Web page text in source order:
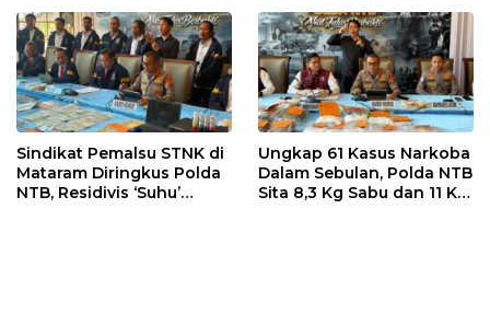
Sindikat Pemalsu STNK di
Mataram Diringkus Polda
NTB, Residivis ‘Suhu’
Ungkap 61 Kasus Narkoba
Dalam Sebulan, Polda NTB
Sita 8,3 Kg Sabu dan 11 Kg